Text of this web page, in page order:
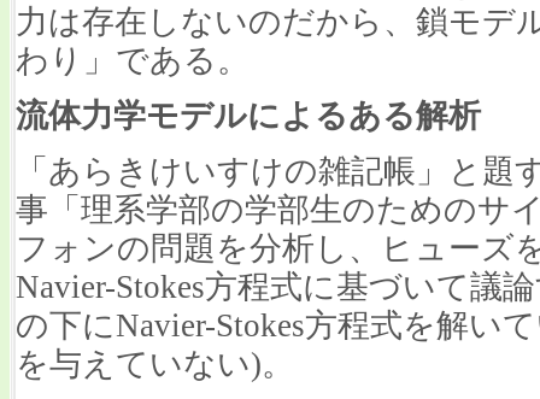
力は存在しないのだから、鎖モデ
わり」である。
流体力学モデルによるある解析
「あらきけいすけの雑記帳」と題
事「理系学部の学部生のためのサ
フォンの問題を分析し、ヒューズ
Navier-Stokes方程式に基づいて議
の下にNavier-Stokes方程式を解い
を与えていない)。